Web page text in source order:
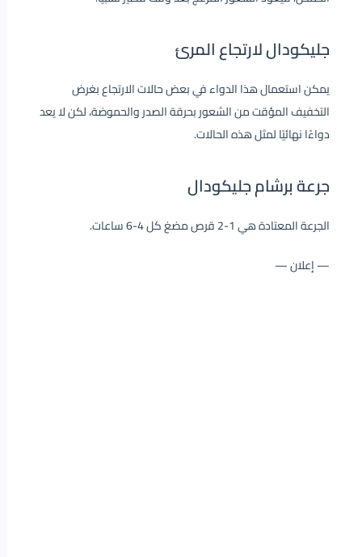
جليكودال لارتجاع المرئ
يمكن استعمال هذا الدواء في بعض حالات الارتجاع بغرض
التخفيف المؤقت من الشعور بحرقة الصدر والحموضة، لكن لا يعد
دواءًا نهائيًا لمثل هذه الحالات.
جرعة برشام جليكودال
الجرعة المعتادة هي 1-2 قرص مضغ كل 4-6 ساعات.
— إعلان —